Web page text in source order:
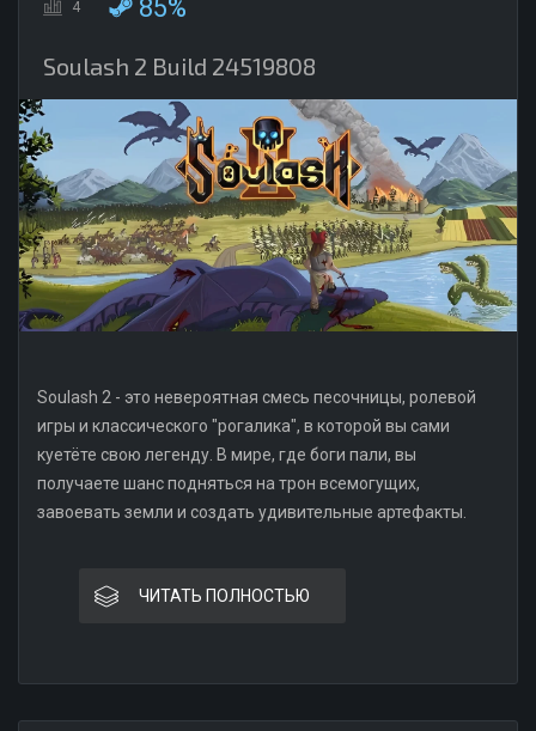
4 85%
Soulash 2 Build 24519808
Soulash 2 - это невероятная смесь песочницы, ролевой
игры и классического "рогалика", в которой вы сами
куетёте свою легенду. В мире, где боги пали, вы
получаете шанс подняться на трон всемогущих,
завоевать земли и создать удивительные артефакты.
ЧИТАТЬ ПОЛНОСТЬЮ